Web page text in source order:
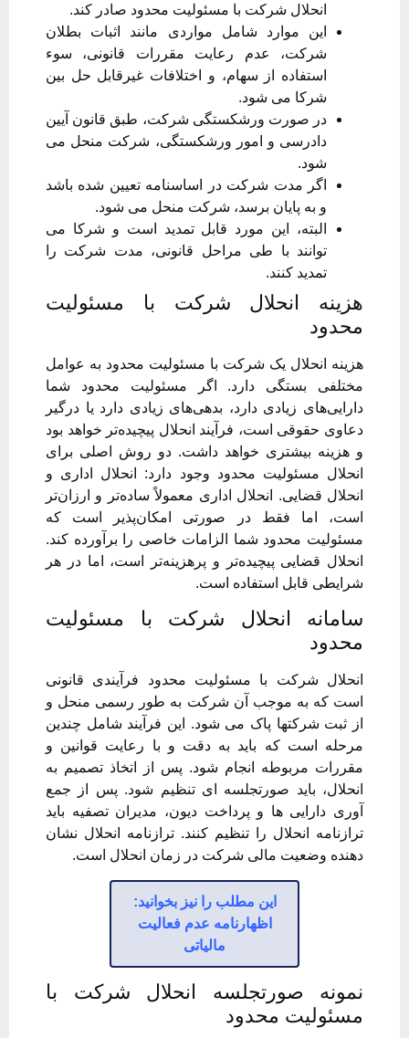
انحلال شرکت با مسئولیت محدود صادر کند.
این موارد شامل مواردی مانند اثبات بطلان
شرکت، عدم رعایت مقررات قانونی، سوء
استفاده از سهام، و اختلافات غیرقابل حل بین
شرکا می شود.
در صورت ورشکستگی شرکت، طبق قانون آیین
دادرسی و امور ورشکستگی، شرکت منحل می
شود.
اگر مدت شرکت در اساسنامه تعیین شده باشد
و به پایان برسد، شرکت منحل می شود.
البته، این مورد قابل تمدید است و شرکا می
توانند با طی مراحل قانونی، مدت شرکت را
تمدید کنند.
هزینه انحلال شرکت با مسئولیت
محدود
هزینه انحلال یک شرکت با مسئولیت محدود به عوامل
مختلفی بستگی دارد. اگر مسئولیت محدود شما
دارایی‌های زیادی دارد، بدهی‌های زیادی دارد یا درگیر
دعاوی حقوقی است، فرآیند انحلال پیچیده‌تر خواهد بود
و هزینه بیشتری خواهد داشت. دو روش اصلی برای
انحلال مسئولیت محدود وجود دارد: انحلال اداری و
انحلال قضایی. انحلال اداری معمولاً ساده‌تر و ارزان‌تر
است، اما فقط در صورتی امکان‌پذیر است که
مسئولیت محدود شما الزامات خاصی را برآورده کند.
انحلال قضایی پیچیده‌تر و پرهزینه‌تر است، اما در هر
شرایطی قابل استفاده است.
سامانه انحلال شرکت با مسئولیت
محدود
انحلال شرکت با مسئولیت محدود فرآیندی قانونی
است که به موجب آن شرکت به طور رسمی منحل و
از ثبت شرکتها پاک می شود. این فرآیند شامل چندین
مرحله است که باید به دقت و با رعایت قوانین و
مقررات مربوطه انجام شود. پس از اتخاذ تصمیم به
انحلال، باید صورتجلسه ای تنظیم شود. پس از جمع
آوری دارایی ها و پرداخت دیون، مدیران تصفیه باید
ترازنامه انحلال را تنظیم کنند. ترازنامه انحلال نشان
دهنده وضعیت مالی شرکت در زمان انحلال است.
این مطلب را نیز بخوانید:
اظهارنامه عدم فعالیت
مالیاتی
نمونه صورتجلسه انحلال شرکت با
مسئولیت محدود